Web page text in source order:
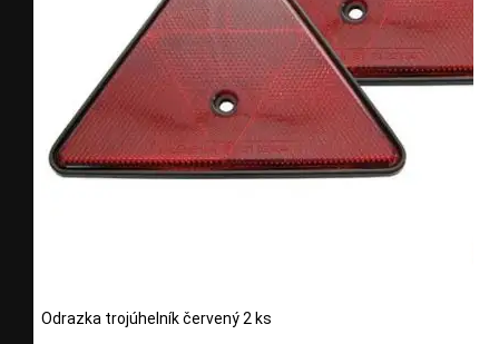
Odrazka trojúhelník červený 2 ks